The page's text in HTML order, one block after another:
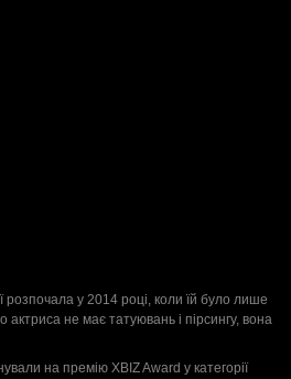
у 2014 році, коли їй було лише
не має татуювань і пірсингу, вона
на премію XBIZ Award у категорії